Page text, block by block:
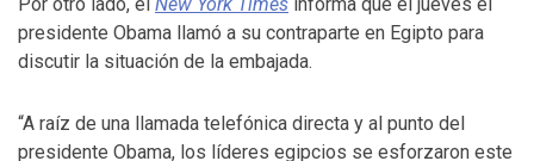
presidente Obama llamó a su contraparte en Egipto para
discutir la situación de la embajada.
“A raíz de una llamada telefónica directa y al punto del
presidente Obama, los líderes egipcios se esforzaron este